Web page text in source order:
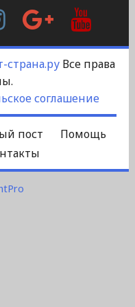
InstagramGoogle
Plus
страна.руВсе права
соглашение
пост
Помощь